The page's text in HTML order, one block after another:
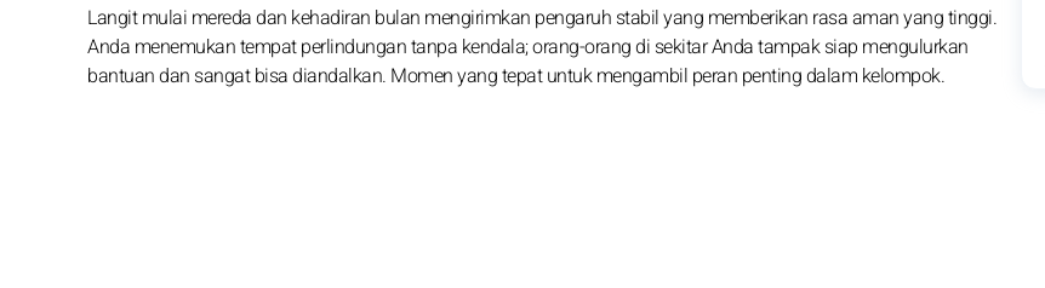
Langit mulai mereda dan kehadiran bulan mengirimkan pengaruh stabil yang memberikan rasa aman yang tinggi.
Anda menemukan tempat perlindungan tanpa kendala; orang-orang di sekitar Anda tampak siap mengulurkan
bantuan dan sangat bisa diandalkan. Momen yang tepat untuk mengambil peran penting dalam kelompok.